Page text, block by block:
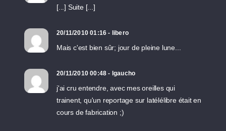
[...] Suite [...]
20/11/2010 01:16 - libero
Mais c'est bien sûr; jour de pleine lune...
20/11/2010 00:48 - lgaucho
j'ai cru entendre, avec mes oreilles qui
trainent, qu'un reportage sur latélélibre était en
cours de fabrication ;)